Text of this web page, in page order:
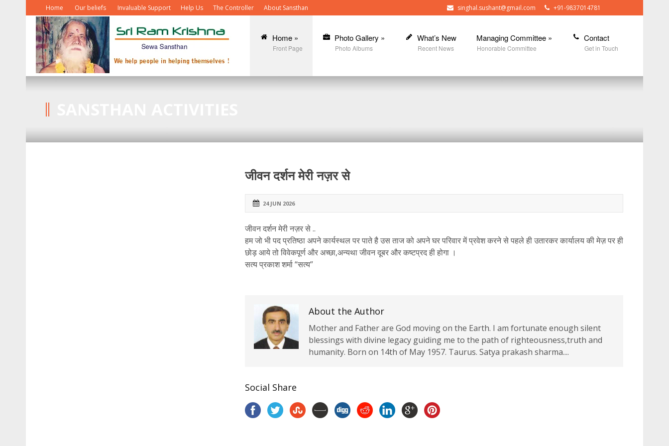
Home Our beliefs Invaluable Support Help Us The Controller About Sansthan singhal.sushant@gmail.com +91-9837014781
Home»
Front Page
Photo Gallery »
Photo Albums
What’s New
Recent News
Managing Committee»
Honorable Committee
Contact
Get in Touch
जीवन दर्शन मेरी नज़र से
24 JUN 2026
जीवन दर्शन मेरी नज़र से ..
हम जो भी पद प्रतिष्ठा अपने कार्यस्थल पर पाते है उस ताज को अपने घर परिवार में प्रवेश करने से पहले ही उतारकर कार्यालय की मेज़ पर ही
छोड़ आये तो विवेकपूर्ण और अच्छा,अन्यथा जीवन दूबर और कष्टप्रद ही होगा ।
सत्य प्रकाश शर्मा “सत्य”
About the Author
Mother and Father are God moving on the Earth. I am fortunate enough silent
blessings with divine legacy guiding me to the path of righteousness,truth and
humanity. Born on 14th of May 1957. Taurus. Satya prakash sharma....
Social Share